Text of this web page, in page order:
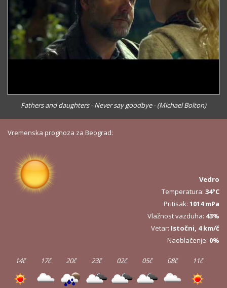
Fathers and daughters - Never say goodbye - (Michael Bolton)
Vremenska prognoza za Beograd:
Vedro
Temperatura: 34°C
Pritisak: 1014 mPa
Vlažnost vazduha: 43%
Vetar: Istočni, 4 km/č
Naoblačenje: 0%
14č 17č 20č 23č 02č 05č 08č 11č